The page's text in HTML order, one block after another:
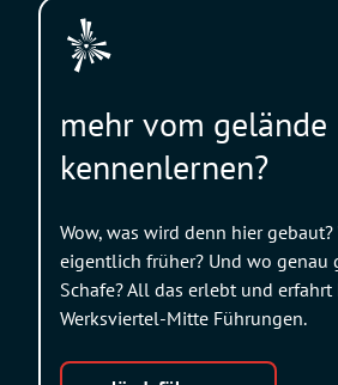
mehr vom gelände
kennenlernen?
Wow, was wird denn hier gebaut?
eigentlich früher? Und wo genau
Schafe? All das erlebt und
Werksviertel-Mitte Führungen.